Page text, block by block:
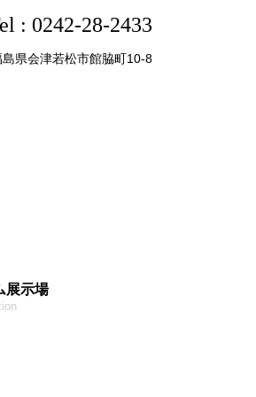
: 0242-28-2433
県会津若松市館脇町10-8
展示場